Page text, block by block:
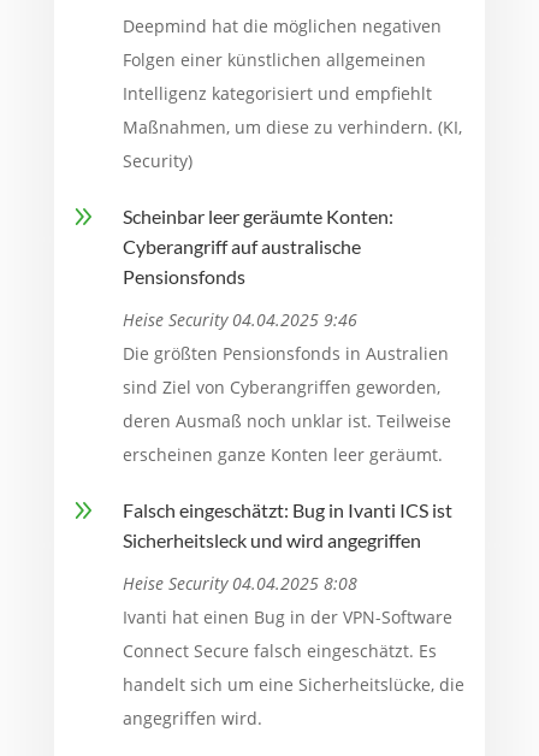
Deepmind hat die möglichen negativen
Folgen einer künstlichen allgemeinen
Intelligenz kategorisiert und empfiehlt
Maßnahmen, um diese zu verhindern. (KI,
Security)
9
Scheinbar leer geräumte Konten:
Cyberangriff auf australische
Pensionsfonds
Heise Security 04.04.2025 9:46
Die größten Pensionsfonds in Australien
sind Ziel von Cyberangriffen geworden,
deren Ausmaß noch unklar ist. Teilweise
erscheinen ganze Konten leer geräumt.
9
Falsch eingeschätzt: Bug in Ivanti ICS ist
Sicherheitsleck und wird angegriffen
Heise Security 04.04.2025 8:08
Ivanti hat einen Bug in der VPN-Software
Connect Secure falsch eingeschätzt. Es
handelt sich um eine Sicherheitslücke, die
angegriffen wird.